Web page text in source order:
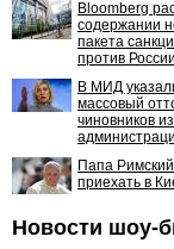
Bloomberg
содержании
пакета
против России
В МИД
массовый
чиновников из
Папа
приехать в
Новости шоу-